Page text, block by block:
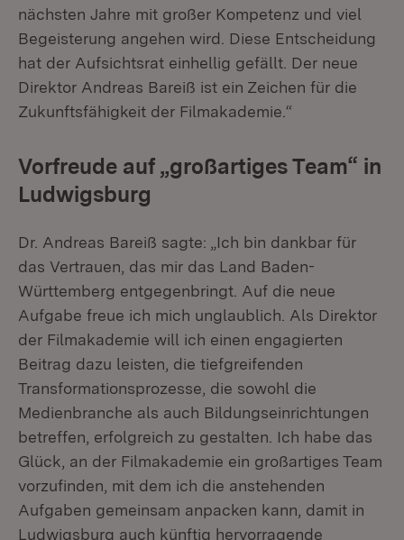
nächsten Jahre mit großer Kompetenz und viel
Begeisterung angehen wird. Diese Entscheidung
hat der Aufsichtsrat einhellig gefällt. Der neue
Direktor Andreas Bareiß ist ein Zeichen für die
Zukunftsfähigkeit der Filmakademie.“
Vorfreude auf „großartiges Team“ in
Ludwigsburg
Dr. Andreas Bareiß sagte: „Ich bin dankbar für
das Vertrauen, das mir das Land Baden-
Württemberg entgegenbringt. Auf die neue
Aufgabe freue ich mich unglaublich. Als Direktor
der Filmakademie will ich einen engagierten
Beitrag dazu leisten, die tiefgreifenden
Transformationsprozesse, die sowohl die
Medienbranche als auch Bildungseinrichtungen
betreffen, erfolgreich zu gestalten. Ich habe das
Glück, an der Filmakademie ein großartiges Team
vorzufinden, mit dem ich die anstehenden
Aufgaben gemeinsam anpacken kann, damit in
Ludwigsburg auch künftig hervorragende